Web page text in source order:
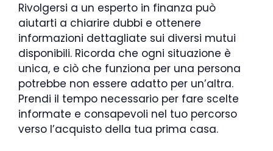
Rivolgersi a un esperto in finanza può
aiutarti a chiarire dubbi e ottenere
informazioni dettagliate sui diversi mutui
disponibili. Ricorda che ogni situazione è
unica, e ciò che funziona per una persona
potrebbe non essere adatto per un’altra.
Prendi il tempo necessario per fare scelte
informate e consapevoli nel tuo percorso
verso l’acquisto della tua prima casa.